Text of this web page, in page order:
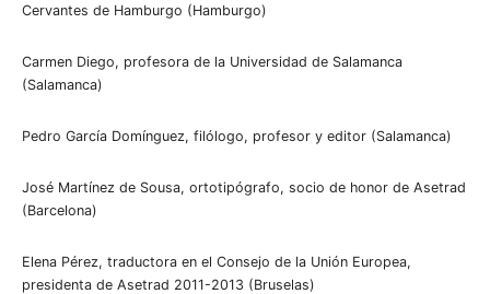
Cervantes de Hamburgo (Hamburgo)
Carmen Diego, profesora de la Universidad de Salamanca
(Salamanca)
Pedro García Domínguez, filólogo, profesor y editor (Salamanca)
José Martínez de Sousa, ortotipógrafo, socio de honor de Asetrad
(Barcelona)
Elena Pérez, traductora en el Consejo de la Unión Europea,
presidenta de Asetrad 2011-2013 (Bruselas)